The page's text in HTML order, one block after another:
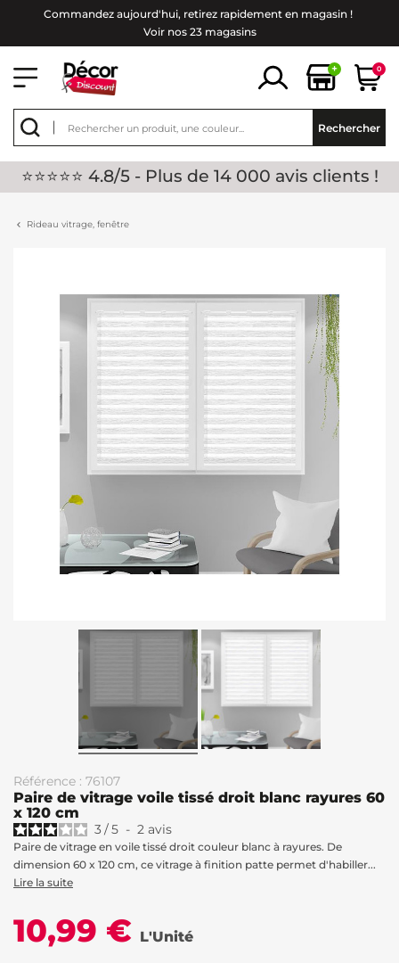
Commandez aujourd'hui, retirez rapidement en magasin !
Voir nos 23 magasins
+ 0
Rechercher
⭐⭐⭐⭐⭐ 4.8/5 - Plus de 14 000 avis clients !
Rideau vitrage, fenêtre
Référence : 76107
Paire de vitrage voile tissé droit blanc rayures 60
x 120 cm
3/5 - 2 avis
Paire de vitrage en voile tissé droit couleur blanc à rayures. De
dimension 60 x 120 cm, ce vitrage à finition patte permet d'habiller...
Lire la suite
10,99 € L'Unité